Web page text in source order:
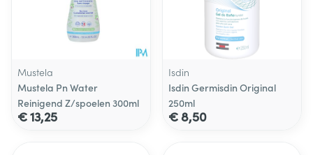
Mustela
Mustela Pn Water
Reinigend Z/spoelen 300ml
€ 13,25
Isdin
Isdin Germisdin Original
250ml
€ 8,50